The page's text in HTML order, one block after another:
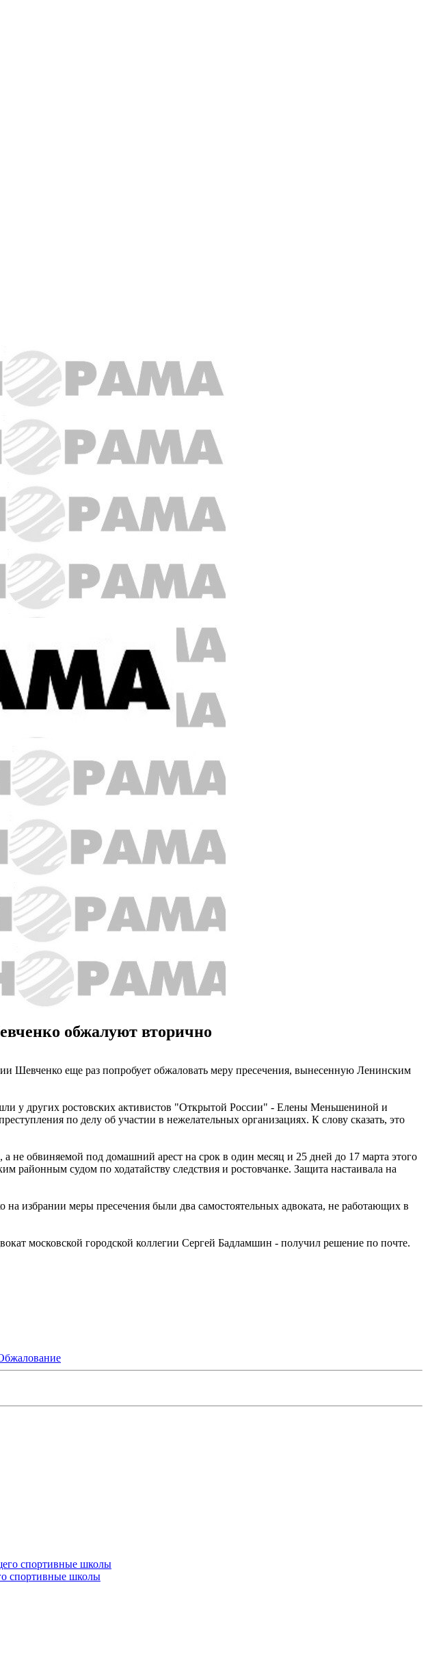
обжалуют вторично
Шевченко еще раз попробует обжаловать меру пресечения, вынесенную Ленинским
у других ростовских активистов "Открытой России" - Елены Меньшениной и
по делу об участии в нежелательных организациях. К слову сказать, это
не обвиняемой под домашний арест на срок в один месяц и 25 дней до 17 марта этого
районным судом по ходатайству следствия и ростовчанке. Защита настаивала на
избрании меры пресечения были два самостоятельных адвоката, не работающих в
московской городской коллегии Сергей Бадламшин - получил решение по почте.
спортивные школы